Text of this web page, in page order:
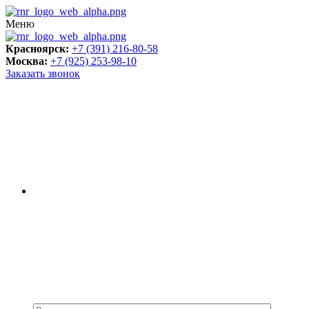
Меню
Красноярск: +7 (391) 216-80-58
Москва: +7 (925) 253-98-10
Заказать звонок